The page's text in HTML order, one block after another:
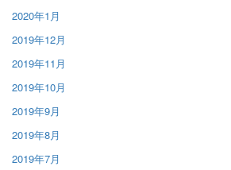
2020年1月
2019年12月
2019年11月
2019年10月
2019年9月
2019年8月
2019年7月